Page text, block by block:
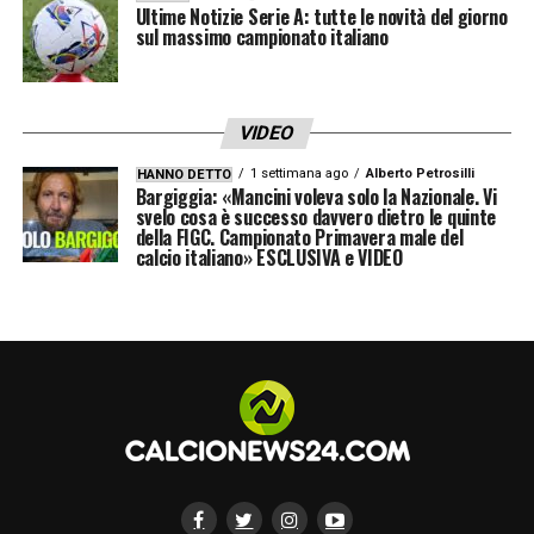
gli azzurri su assist di De Bruyne.
Formazioni ufficiali
NAPOLI (3-4-2-1): Meret; Di Lorenzo,
Rrahmani, Olivera; Politano, Lobotka,
McTominay, Gutierrez; Elmas, Alisson
Santos; Hojlund.Allenatore:Antonio Conte.
: Okoye; Kristensen,
Kabasele, Solet; Ehizibue, Piotrowski,
Karlstrom, Zemura; Miller, Atta;
Ultime Notizie Serie A: tutte le novità del giorno
sul massimo campionato italiano
VIDEO
HANNO DETTO 1 settimana ago Alberto Petrosilli
Bargiggia: «Mancini voleva solo la Nazionale. Vi
svelo cosa è successo davvero dietro le quinte
della FIGC. Campionato Primavera male del
calcio italiano» ESCLUSIVA e VIDEO